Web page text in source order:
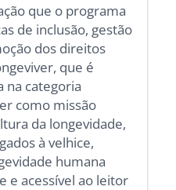
que o programa
de inclusão, gestão
dos direitos
que é
na categoria
como missão
da longevidade,
à velhice,
humana
e acessível ao leitor